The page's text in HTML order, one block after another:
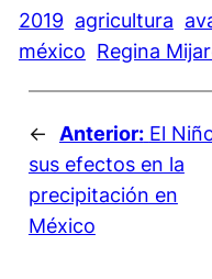
2019 agricultura
méxico Regina
← Anterior: El
sus efectos en la
precipitación en
México